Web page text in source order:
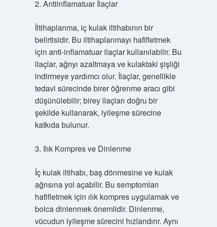
2. Antiinflamatuar İlaçlar
İltihaplanma, iç kulak iltihabının bir
belirtisidir. Bu iltihaplanmayı hafifletmek
için anti-inflamatuar ilaçlar kullanılabilir. Bu
ilaçlar, ağrıyı azaltmaya ve kulaktaki şişliği
indirmeye yardımcı olur. İlaçlar, genellikle
tedavi sürecinde birer öğrenme aracı gibi
düşünülebilir; birey ilaçları doğru bir
şekilde kullanarak, iyileşme sürecine
katkıda bulunur.
3. Ilık Kompres ve Dinlenme
İç kulak iltihabı, baş dönmesine ve kulak
ağrısına yol açabilir. Bu semptomları
hafifletmek için ılık kompres uygulamak ve
bolca dinlenmek önemlidir. Dinlenme,
vücudun iyileşme sürecini hızlandırır. Aynı